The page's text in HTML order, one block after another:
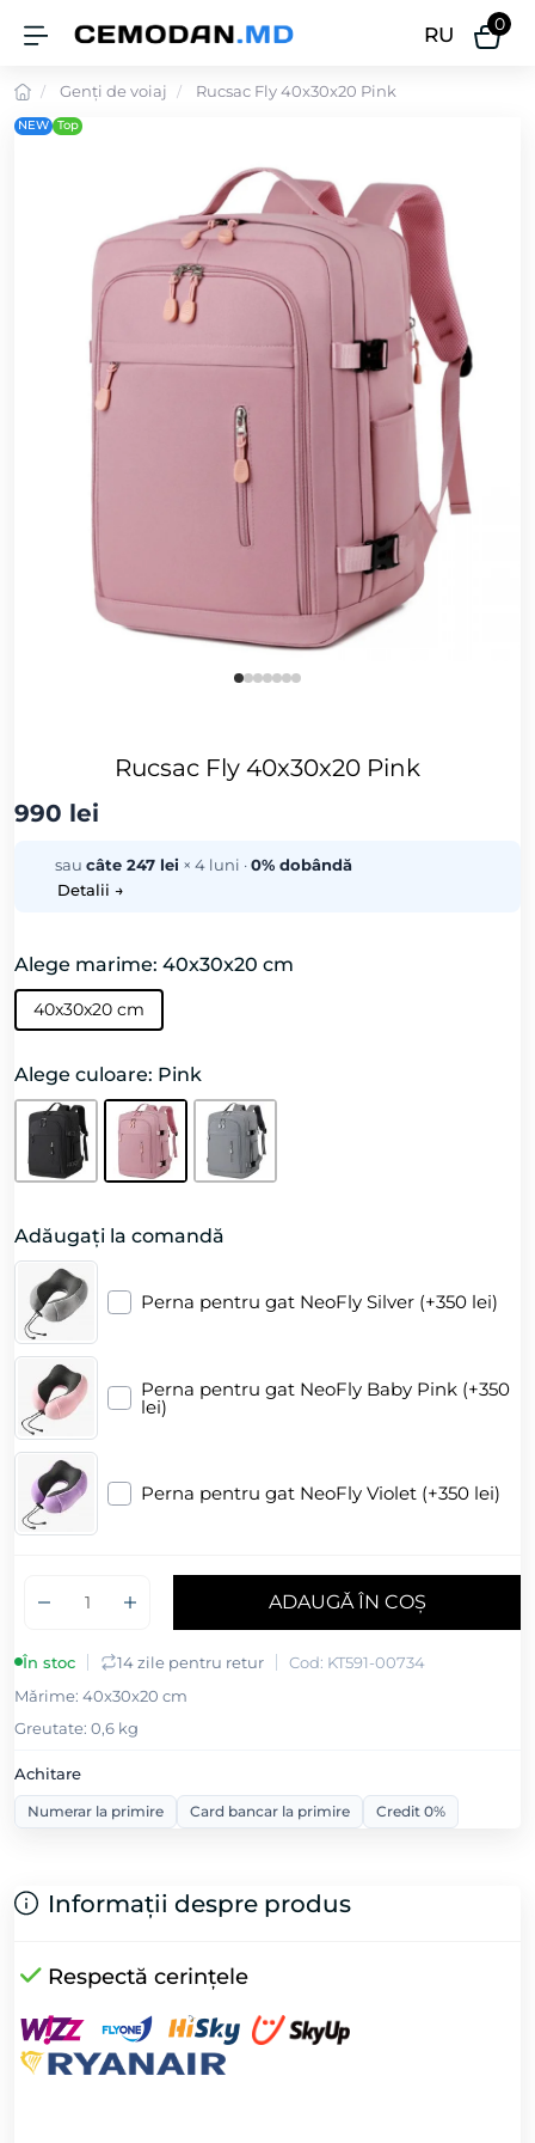
RU 0
Genți de voiaj Rucsac Fly 40x30x20 Pink
NEW Top
Rucsac Fly 40x30x20 Pink
990 lei
sau câte 247 lei × 4 luni ·0% dobândă
Detalii →
Alege marime: 40x30x20 cm
40x30x20 cm
Alege culoare: Pink
Adăugați la comandă
Perna pentru gat NeoFly Silver (+350 lei)
Perna pentru gat NeoFly Baby Pink (+350
lei)
Perna pentru gat NeoFly Violet (+350 lei)
ADAUGǍ ÎN COȘ
În stoc 14 zile pentru retur
Cod: KT591-00734
Mǎrime: 40x30x20 cm
Greutate: 0,6 kg
Achitare
Numerar la primire Card bancar la primire Credit 0%
Informații despre produs
Respectă cerințele